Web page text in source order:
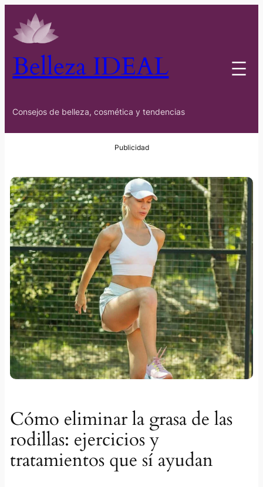
Belleza IDEAL
Consejos de belleza, cosmética y tendencias
Cómo eliminar la grasa de las
rodillas: ejercicios y
tratamientos que sí ayudan